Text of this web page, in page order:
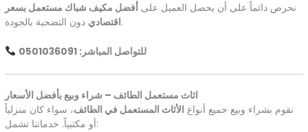
نحرص دائماً على أن يحصل العميل على أفضل مكيف شباك مستعمل بسعر
اقتصاديدون التضحية بالجودة.
للتواصل المباشر: 0501036091
اثاث مستعمل الطائف – شراء وبيع بأفضل الأسعار
نقوم بشراء وبيع جميع أنواع الأثاث المستعمل في الطائف، سواء كان منزلياً
أو مكتبياً. خدماتنا تشمل: